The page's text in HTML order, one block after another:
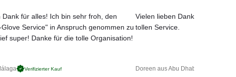
wurde
Dank für alles! Ich bin sehr froh, den
Service" in Anspruch genommen zu
super! Danke für die tolle Organisation!
Verifizierter Kauf
Vielen lieben Dank für das
tollen Service.
Doreen aus Abu Dhabi